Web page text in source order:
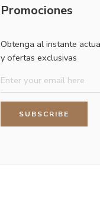
Promociones
Obtenga al instante
y ofertas exclusivas